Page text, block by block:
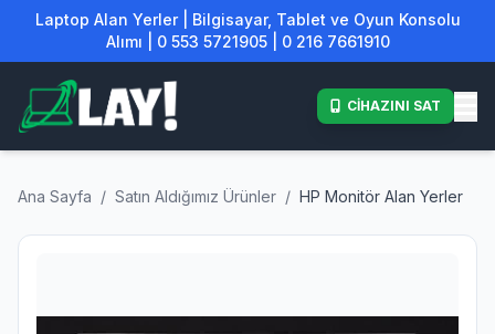
Laptop Alan Yerler | Bilgisayar, Tablet ve Oyun Konsolu
Alımı | 0 553 5721905 | 0 216 7661910
CİHAZINI SAT
Ana Sayfa / Satın Aldığımız Ürünler / HP Monitör Alan Yerler